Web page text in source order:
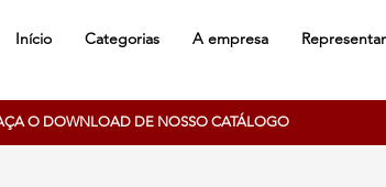
Início Categorias A empresa
O DOWNLOAD DE NOSSO CATÁLOGO